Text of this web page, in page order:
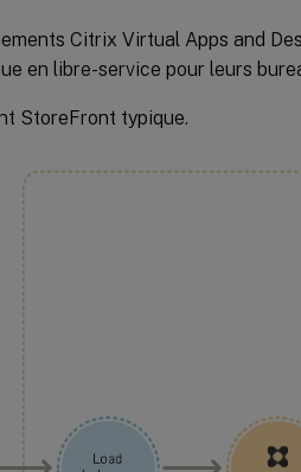
Citrix Virtual Apps and
en libre-service pour leurs
StoreFront typique.